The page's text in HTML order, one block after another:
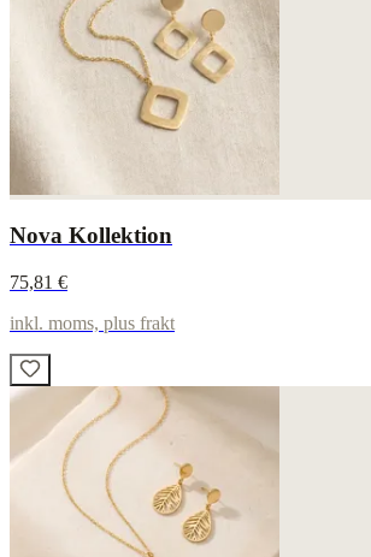
Nova Kollektion
75,81 €
inkl. moms, plus frakt